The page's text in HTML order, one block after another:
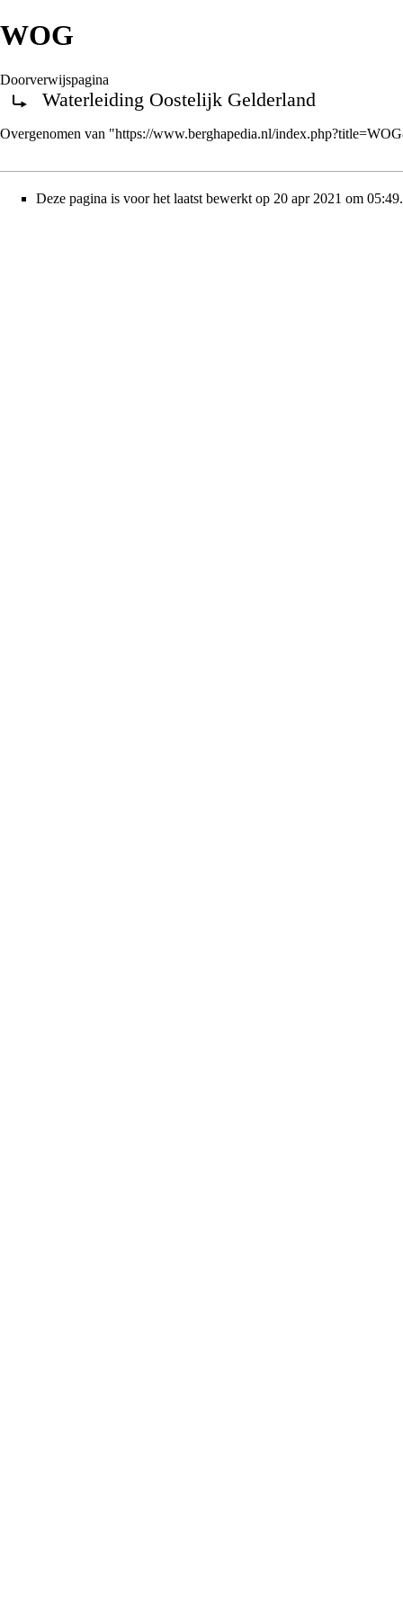
WOG
Doorverwijspagina
Doorverwijzing naar:
Waterleiding Oostelijk Gelderland
Overgenomen van "https://www.berghapedia.nl/
Deze pagina is voor het laatst bewerkt op 20 apr 2021 om 05:49.